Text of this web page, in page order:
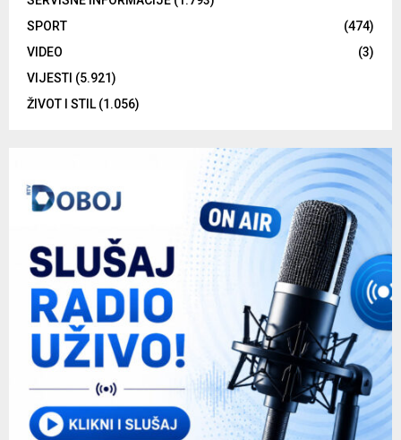
SPORT
(474)
VIDEO
(3)
VIJESTI (5.921)
ŽIVOT I STIL (1.056)